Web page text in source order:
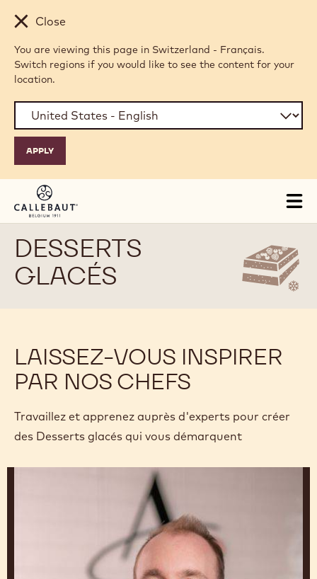
Skip to main content
Close
You are viewing this page in Switzerland - Français.
Switch regions if you would like to see the content for your
location.
DESSERTS
GLACÉS
LAISSEZ-VOUS INSPIRER
PAR NOS CHEFS
Travaillez et apprenez auprès d'experts pour créer
des Desserts glacés qui vous démarquent